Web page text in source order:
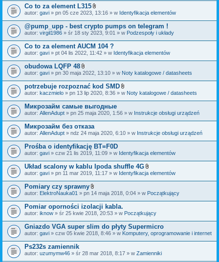
Co to za element L315
Z
ł
ą
c
z
n
i
autor: gavi » pn 05 cze 2023, 13:16 » w Identyfikacja elementów
@pump_upp - best crypto pumps on telegram !
autor: virgil1986 » śr 18 sty 2023, 9:01 » w Podzespoły i układy
Co to za element AUCM 104 ?
autor: gavi » pt 04 lis 2022, 11:42 » w Identyfikacja elementów
obudowa LQFP 48
Z
ł
ą
c
z
n
i
i
autor: gavi » pn 30 maja 2022, 13:10 » w Noty katalogowe / datasheets
potrzebuje rozpoznać kod SMD
Z
ł
c
z
i
autor: kaczmielo » pn 13 lip 2020, 8:36 » w Noty katalogowe / datasheets
Микрозайм самые выгодные
autor: AllenAdupt » pn 25 maja 2020, 1:56 » w Instrukcje obsługi urządzeń
Микрозайм без отказа
autor: AllenAdupt » ndz 24 maja 2020, 6:10 » w Instrukcje obsługi urządzeń
Prośba o identyfikację BT=F0D
autor: gavi » czw 21 lis 2019, 11:09 » w Identyfikacja elementów
Układ scalony w kablu Ipoda shuffle 4G
Z
ł
c
z
i
k
i
autor: gavi » pn 11 mar 2019, 11:17 » w Identyfikacja elementów
Pomiary czy sprawny
Z
ł
ą
c
z
n
i
autor: ElektroNauka01 » pn 14 maja 2018, 0:04 » w Początkujący
Pomiar oporności izolacji kabla.
autor: iknow » śr 25 kwie 2018, 20:53 » w Początkujący
Gniazdo VGA super slim do płyty Supermicro
autor: gavi » czw 05 kwie 2018, 8:46 » w Komputery, oprogramowanie i internet
Ps232s zamiennik
autor: uzumymw46 » śr 28 mar 2018, 8:17 » w Zamienniki